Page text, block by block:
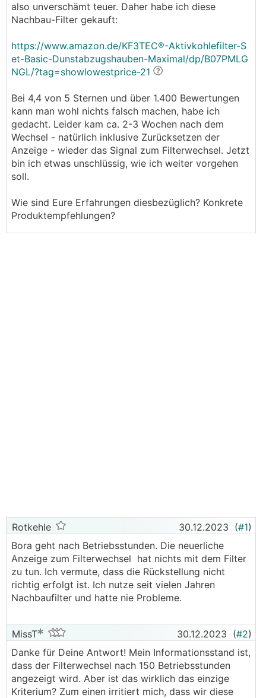
also unverschämt teuer. Daher habe ich diese
Nachbau-Filter gekauft:
https://www.amazon.de/KF3TEC®-Aktivkohlefilter-S
et-Basic-Dunstabzugshauben-Maximal/dp/B07PMLG
NGL/?tag=showlowestprice-21
Bei 4,4 von 5 Sternen und über 1.400 Bewertungen
kann man wohl nichts falsch machen, habe ich
gedacht. Leider kam ca. 2-3 Wochen nach dem
Wechsel - natürlich inklusive Zurücksetzen der
Anzeige - wieder das Signal zum Filterwechsel. Jetzt
bin ich etwas unschlüssig, wie ich weiter vorgehen
soll.
Wie sind Eure Erfahrungen diesbezüglich? Konkrete
Produktempfehlungen?
Rotkehle 30.12.2023 (#1)
Bora geht nach Betriebsstunden. Die neuerliche
Anzeige zum Filterwechsel hat nichts mit dem Filter
zu tun. Ich vermute, dass die Rückstellung nicht
richtig erfolgt ist. Ich nutze seit vielen Jahren
Nachbaufilter und hatte nie Probleme.
MissT 30.12.2023 (#2)
Danke für Deine Antwort! Mein Informationsstand ist,
dass der Filterwechsel nach 150 Betriebsstunden
angezeigt wird. Aber ist das wirklich das einzige
Kriterium? Zum einen irritiert mich, dass wir diese